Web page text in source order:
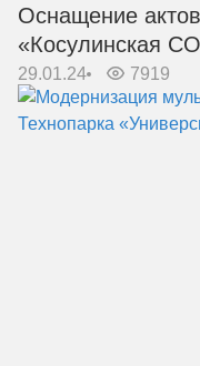
Оснащение
«Косулинская
29.01.24 7919